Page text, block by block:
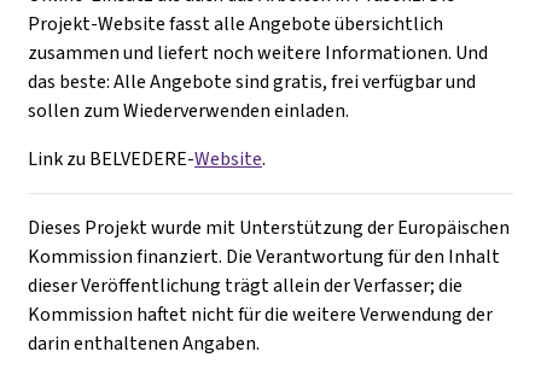
Projekt-Website fasst alle Angebote übersichtlich
zusammen und liefert noch weitere Informationen. Und
das beste: Alle Angebote sind gratis, frei verfügbar und
sollen zum Wiederverwenden einladen.
Link zu BELVEDERE-Website.
Dieses Projekt wurde mit Unterstützung der Europäischen
Kommission finanziert. Die Verantwortung für den Inhalt
dieser Veröffentlichung trägt allein der Verfasser; die
Kommission haftet nicht für die weitere Verwendung der
darin enthaltenen Angaben.